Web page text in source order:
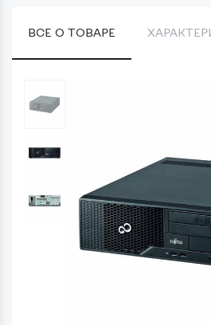
ВСЕ О ТОВАРЕ